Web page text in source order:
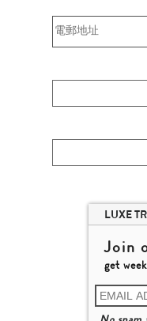
©
LUXE
Join
get